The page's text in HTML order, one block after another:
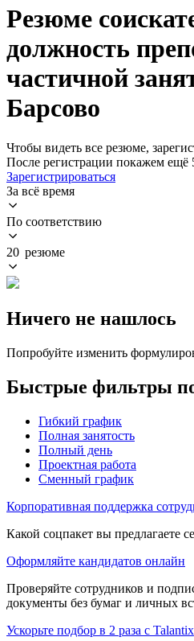
Резюме
должность
частичной
Барсово
Чтобы видеть все резюме,
После регистрации покажем ещё
Зарегистрироваться
За всё время
По соответствию
20 резюме
Ничего не нашлось
Попробуйте изменить
Быстрые фильтры
Гибкий график
Полная занятость
Полный день
Проектная работа
Сменный график
Корпоративная поддержка
Какой соцпакет вы предлагаете
Оформляйте кандидатов онлайн
Проверяйте сотрудников и
документы без бумаг и личных
Ускорьте подбор в 2 раза с Talantix